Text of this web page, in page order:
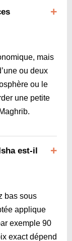
mais
ou deux
ou le
une petite
est-il
bas sous
applique
exemple 90
exact dépend